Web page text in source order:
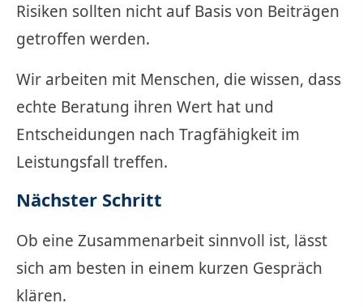
Risiken sollten nicht auf Basis von Beiträgen
getroffen werden.
Wir arbeiten mit Menschen, die wissen, dass
echte Beratung ihren Wert hat und
Entscheidungen nach Tragfähigkeit im
Leistungsfall treffen.
Nächster Schritt
Ob eine Zusammenarbeit sinnvoll ist, lässt
sich am besten in einem kurzen Gespräch
klären.